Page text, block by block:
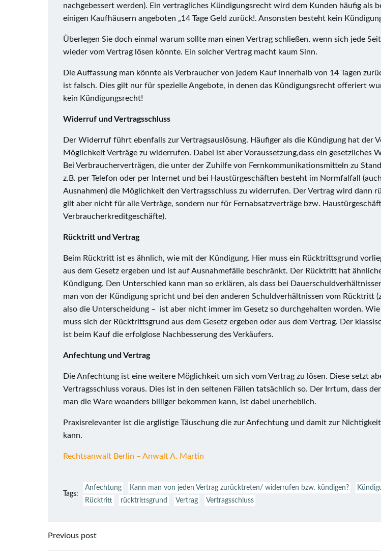
nachgebessert werden). Ein vertragliches Kündigungsrecht wird dem Kunden häufig als
einigen Kaufhäusern angeboten „14 Tage Geld zurück!. Ansonsten besteht kein
Überlegen Sie doch einmal warum sollte man einen Vertrag schließen, wenn sich jede
wieder vom Vertrag lösen könnte. Ein solcher Vertrag macht kaum Sinn.
Die Auffassung man könnte als Verbraucher von jedem Kauf innerhalb von 14 Tagen
ist falsch. Dies gilt nur für spezielle Angebote, in denen das Kündigungsrecht offeriert
kein Kündigungsrecht!
Widerruf und Vertragsschluss
Der Widerruf führt ebenfalls zur Vertragsauslösung. Häufiger als die Kündigung hat der
Möglichkeit Verträge zu widerrufen. Dabei ist aber Voraussetzung,dass ein gesetzliches
Bei Verbraucherverträgen, die unter der Zuhilfe von Fernkommunikationsmitteln zu
z.B. per Telefon oder per Internet und bei Haustürgeschäften besteht im Normfalfall
Ausnahmen) die Möglichkeit den Vertragsschluss zu widerrufen. Der Vertrag wird dann
gilt aber nicht für alle Verträge, sondern nur für Fernabsatzverträge bzw.
Verbraucherkreditgeschäfte).
Rücktritt und Vertrag
Beim Rücktritt ist es ähnlich, wie mit der Kündigung. Hier muss ein Rücktrittsgrund
aus dem Gesetz ergeben und ist auf Ausnahmefälle beschränkt. Der Rücktritt hat
Kündigung. Den Unterschied kann man so erklären, als dass bei
man von der Kündigung spricht und bei den anderen Schuldverhältnissen vom Rücktritt
also die Unterscheidung – ist aber nicht immer im Gesetz so durchgehalten worden.
muss sich der Rücktrittsgrund aus dem Gesetz ergeben oder aus dem Vertrag. Der
ist beim Kauf die erfolglose Nachbesserung des Verkäufers.
Anfechtung und Vertrag
Die Anfechtung ist eine weitere Möglichkeit um sich vom Vertrag zu lösen. Diese setzt
Vertragsschluss voraus. Dies ist in den seltenen Fällen tatsächlich so. Der Irrtum, dass
man die Ware woanders billiger bekommen kann, ist dabei unerheblich.
Praxisrelevanter ist die arglistige Täuschung die zur Anfechtung und damit zur
kann.
Rechtsanwalt Berlin – Anwalt A. Martin
Tags:
Anfechtung Kann man von jeden Vertrag zurücktreten/ widerrufen bzw. kündigen?
Rücktritt
rücktrittsgrund Vertrag Vertragsschluss
Beitragsnavigation
Previous post